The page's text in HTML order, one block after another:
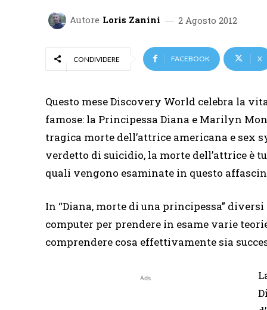
Autore Loris Zanini 2 Agosto 2012
CONDIVIDERE FACEBOOK X
Questo mese Discovery World celebra la
famose: la Principessa Diana e Marilyn
tragica morte dell’attrice americana e sex
verdetto di suicidio, la morte dell’attrice è
quali vengono esaminate in questo
In “Diana, morte di una principessa”
computer per prendere in esame varie
comprendere cosa effettivamente sia
Ads